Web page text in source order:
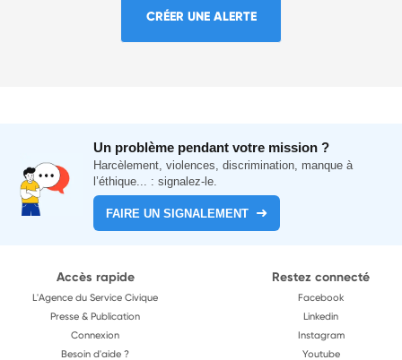
CRÉER UNE ALERTE
Un problème pendant votre mission ?
Harcèlement, violences, discrimination, manque à
l’éthique... : signalez-le.
FAIRE UN SIGNALEMENT
Accès rapide
L'Agence du Service Civique
Presse & Publication
Connexion
Besoin d'aide ?
Restez connecté
Facebook
Linkedin
Instagram
Youtube